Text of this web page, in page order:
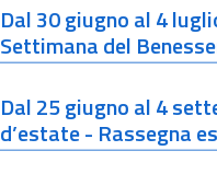
Dal 30 giugno al 4
Settimana del
Dal 25 giugno al 4
d’estate - Rassegna